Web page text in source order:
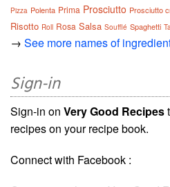
Pizza Polenta Prima Prosciutto Prosciutto
Risotto Roll Rosa Salsa Soufflé Spaghetti
→ See more names of
Sign-in
Sign-in on Very Good Recipes
recipes on your recipe book.
Connect with Facebook :